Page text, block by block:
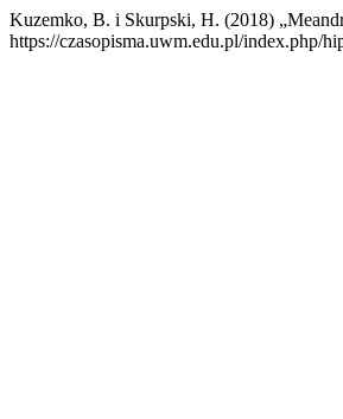
Kuzemko, B. i Skurpski, H. (2018)
https://czasopisma.uwm.edu.pl/index.php/